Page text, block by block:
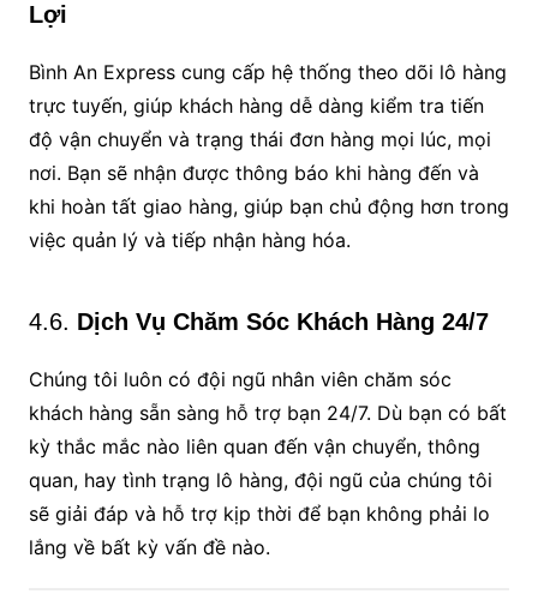
Lợi
Bình An Express cung cấp hệ thống theo dõi lô hàng
trực tuyến, giúp khách hàng dễ dàng kiểm tra tiến
độ vận chuyển và trạng thái đơn hàng mọi lúc, mọi
nơi. Bạn sẽ nhận được thông báo khi hàng đến và
khi hoàn tất giao hàng, giúp bạn chủ động hơn trong
việc quản lý và tiếp nhận hàng hóa.
4.6. Dịch Vụ Chăm Sóc Khách Hàng 24/7
Chúng tôi luôn có đội ngũ nhân viên chăm sóc
khách hàng sẵn sàng hỗ trợ bạn 24/7. Dù bạn có bất
kỳ thắc mắc nào liên quan đến vận chuyển, thông
quan, hay tình trạng lô hàng, đội ngũ của chúng tôi
sẽ giải đáp và hỗ trợ kịp thời để bạn không phải lo
lắng về bất kỳ vấn đề nào.